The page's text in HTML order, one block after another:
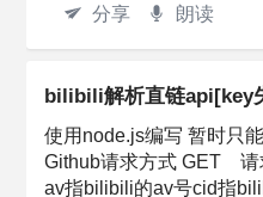
分享
朗读
bilibili解析直链api[key
使用node.js编写 暂时只
Github请求方式 GET 请
av指bilibili的av号cid指